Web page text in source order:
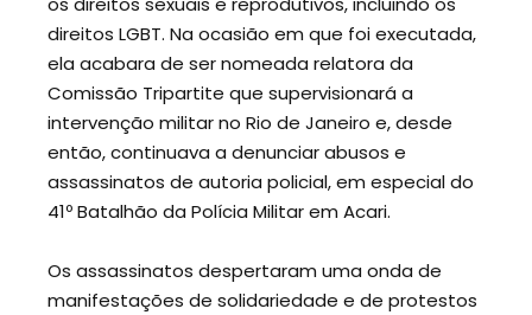
direitos LGBT. Na ocasião em que foi executada,
ela acabara de ser nomeada relatora da
Comissão Tripartite que supervisionará a
intervenção militar no Rio de Janeiro e, desde
então, continuava a denunciar abusos e
assassinatos de autoria policial, em especial do
41º Batalhão da Polícia Militar em Acari.
Os assassinatos despertaram uma onda de
manifestações de solidariedade e de protestos